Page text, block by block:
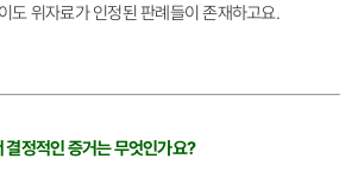
도 위자료가 인정된 판례들이 존재하고요.
결정적인 증거는 무엇인가요?